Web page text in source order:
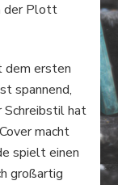
der Plott
dem ersten
spannend,
Schreibstil hat
macht
spielt einen
großartig